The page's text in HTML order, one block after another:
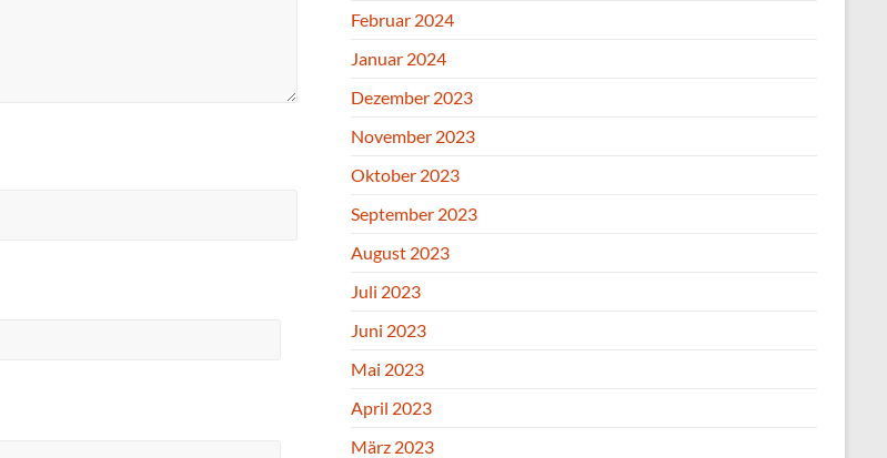
Februar 2024
Januar 2024
Dezember 2023
November 2023
Oktober 2023
September 2023
August 2023
Juli 2023
Juni 2023
Mai 2023
April 2023
März 2023